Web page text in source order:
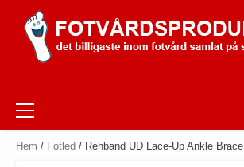
content
Primary
Menu
Hem / Fotled / Rehband UD Lace-Up Ankle Brace